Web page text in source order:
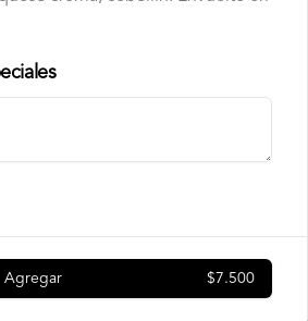
Nori Champ Roll
$7.900
Agregar $7.500